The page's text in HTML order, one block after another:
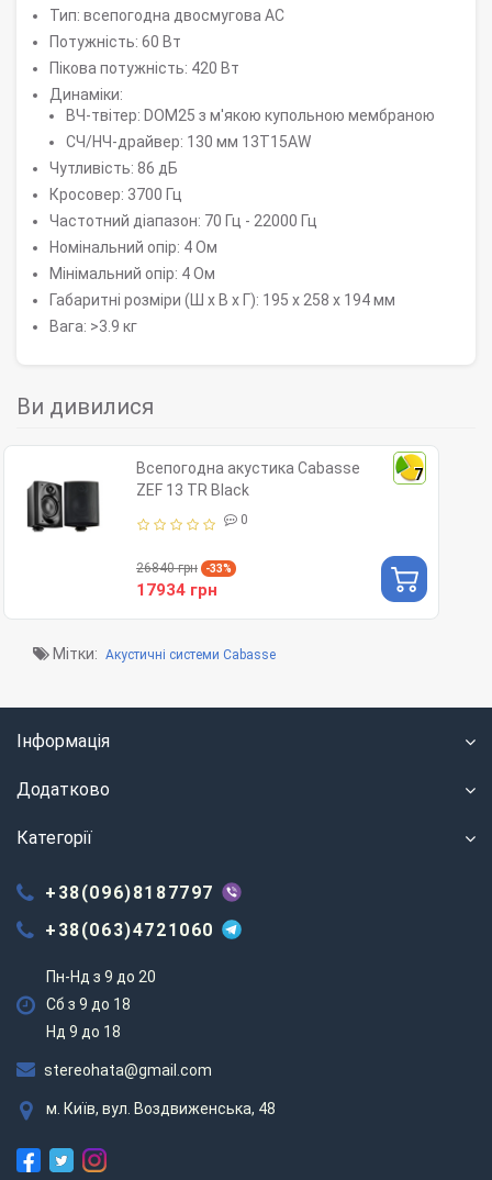
Тип: всепогодна двосмугова АС
Потужність: 60 Вт
Пікова потужність: 420 Вт
Динаміки:
ВЧ-твітер: DOM25 з м'якою купольною мембраною
СЧ/НЧ-драйвер: 130 мм 13T15AW
Чутливість: 86 дБ
Кросовер: 3700 Гц
Частотний діапазон: 70 Гц - 22000 Гц
Номінальний опір: 4 Ом
Мінімальний опір: 4 Ом
Габаритні розміри (Ш х В х Г): 195 x 258 х 194 мм
Вага: >3.9 кг
Ви дивилися
7
Всепогодна акустика Cabasse
ZEF 13 TR Black
0
26840 грн -33%
17934 грн
Мітки: Акустичні системи Cabasse
Інформація
Додатково
Категорії
+38(096)8187797
+38(063)4721060
Пн-Нд з 9 до 20
Сб з 9 до 18
Нд 9 до 18
stereohata@gmail.com
м. Київ, вул. Воздвиженська, 48